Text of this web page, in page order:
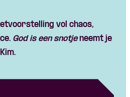
vol chaos,
God is een snotjeneemt je